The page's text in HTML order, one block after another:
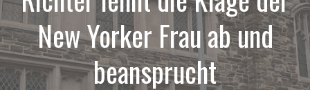
New Yorker Frau ab und
beansprucht